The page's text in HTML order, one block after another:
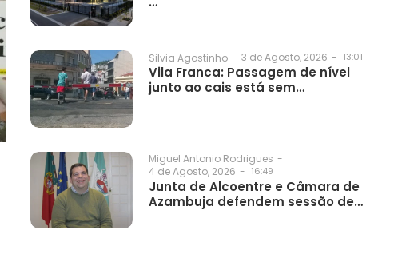
Silvia Agostinho - 3 de Agosto, 2026 - 13:01
Vila Franca: Passagem de nível
junto ao cais está sem…
Miguel Antonio Rodrigues -
4 de Agosto, 2026 - 16:49
Junta de Alcoentre e Câmara de
Azambuja defendem sessão de…